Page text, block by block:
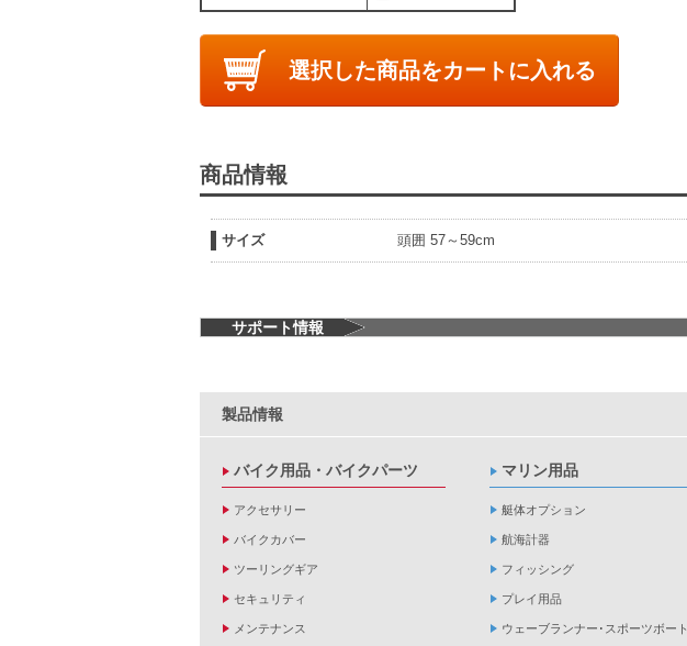
選択した商品をカートに入れる
商品情報
サイズ 頭囲 57～59cm
サポート情報
製品情報
バイク用品・バイクパーツ
アクセサリー
バイクカバー
ツーリングギア
セキュリティ
メンテナンス
マリン用品
艇体オプション
航海計器
フィッシング
プレイ用品
ウェーブランナー･スポーツボート